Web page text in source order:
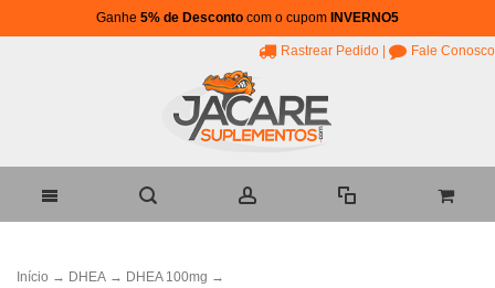
Ganhe 5% de Desconto com o cupom INVERNO5
Rastrear Pedido Fale Conosco
Início → DHEA → DHEA 100mg →